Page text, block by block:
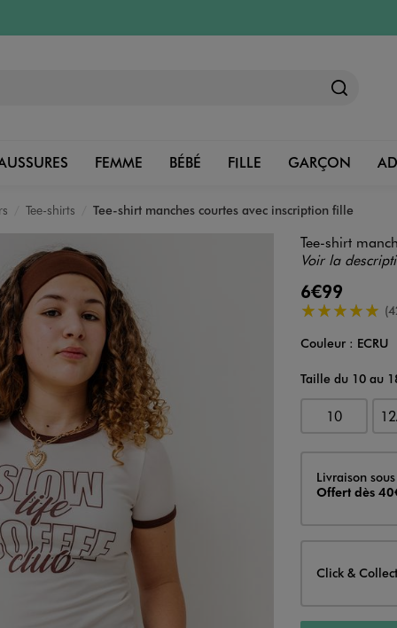
FEMME BÉBÉ FILLE GARÇON
Tee-shirts Tee-shirt manches courtes avec inscription fille
Tee-shirt
Voir la
6€99
5/5 de
Couleur
Couleur : ECRU
Taille du 10 au
10
Livraison
Livraison
Offert dès
Click &